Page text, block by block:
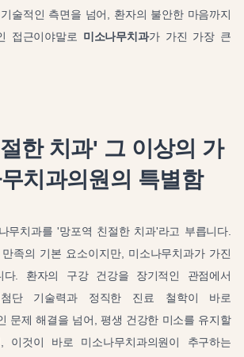
술적인 측면을 넘어, 환자의 불안한 마음까지
접근이야말로 미소나무치과가 가진 가장 큰
한 치과' 그 이상의 가
치과의원의 특별함
무치과를 '망포역 친절한 치과'라고 부릅니다.
족의 기본 요소이지만, 미소나무치과가 가진
다. 환자의 구강 건강을 장기적인 관점에서
단 기술력과 정직한 진료 철학이 바로
문제 해결을 넘어, 평생 건강한 미소를 유지할
것이 바로 미소나무치과의원이 추구하는